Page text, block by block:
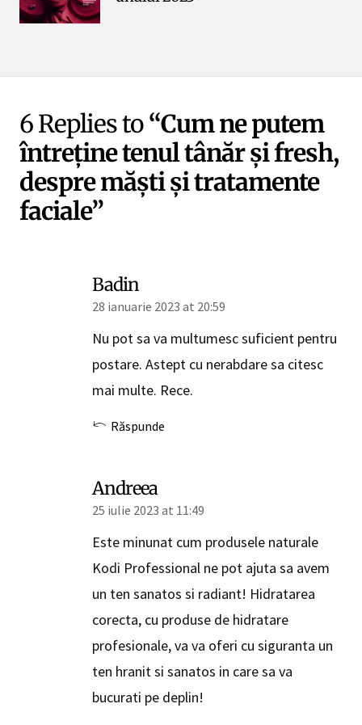
6 Replies to“Cum ne putem
întreține tenul tânăr și fresh,
despre măști și tratamente
faciale”
Badin
28 ianuarie 2023 at 20:59
Nu pot sa va multumesc suficient pentru
postare. Astept cu nerabdare sa citesc
mai multe. Rece.
Răspunde
Andreea
25 iulie 2023 at 11:49
Este minunat cum produsele naturale
Kodi Professional ne pot ajuta sa avem
un ten sanatos si radiant! Hidratarea
corecta, cu produse de hidratare
profesionale, va va oferi cu siguranta un
ten hranit si sanatos in care sa va
bucurati pe deplin!